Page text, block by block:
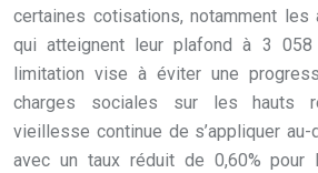
certaines cotisations, notamment les
qui atteignent leur plafond à 3 058
limitation vise à éviter une
charges sociales sur les hauts
vieillesse continue de s’appliquer
avec un taux réduit de 0,60% pour